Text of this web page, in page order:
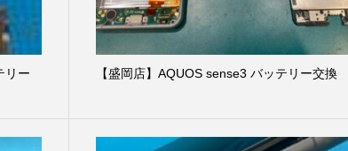
リー
【盛岡店】AQUOS sense3 バッテリー交換